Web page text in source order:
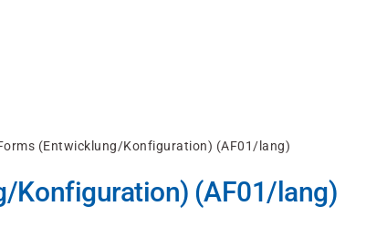
(Entwicklung/Konfiguration) (AF01/lang)
Konfiguration) (AF01/lang)